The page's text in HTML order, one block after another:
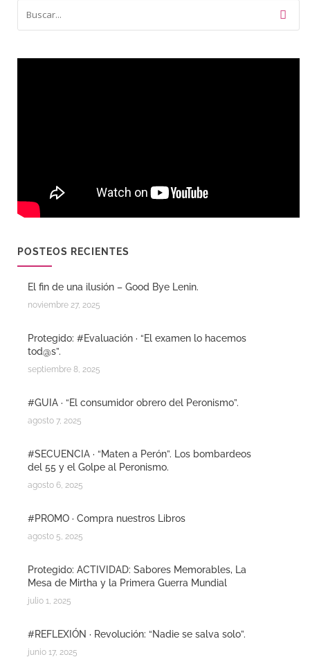
POSTEOS RECIENTES
El fin de una ilusión – Good Bye Lenin.
noviembre 27, 2025
Protegido: #Evaluación · “El examen lo hacemos
tod@s”.
septiembre 8, 2025
#GUIA · “El consumidor obrero del Peronismo”.
agosto 7, 2025
#SECUENCIA · “Maten a Perón”. Los bombardeos
del 55 y el Golpe al Peronismo.
agosto 6, 2025
#PROMO · Compra nuestros Libros
agosto 5, 2025
Protegido: ACTIVIDAD: Sabores Memorables, La
Mesa de Mirtha y la Primera Guerra Mundial
julio 1, 2025
#REFLEXIÓN · Revolución: “Nadie se salva solo”.
junio 17, 2025